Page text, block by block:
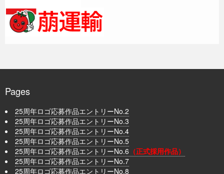
Pages
25周年ロゴ応募作品エントリーNo.2
25周年ロゴ応募作品エントリーNo.3
25周年ロゴ応募作品エントリーNo.4
25周年ロゴ応募作品エントリーNo.5
25周年ロゴ応募作品エントリーNo.6 （正式採用作品）
25周年ロゴ応募作品エントリーNo.7
25周年ロゴ応募作品エントリーNo.8